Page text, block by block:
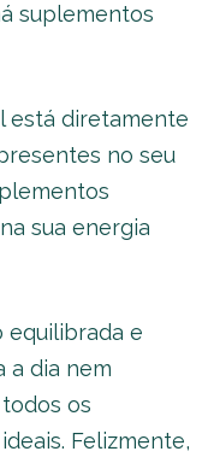
suplementos
está diretamente
no seu
na sua energia
equilibrada e
a dia nem
os
Felizmente,